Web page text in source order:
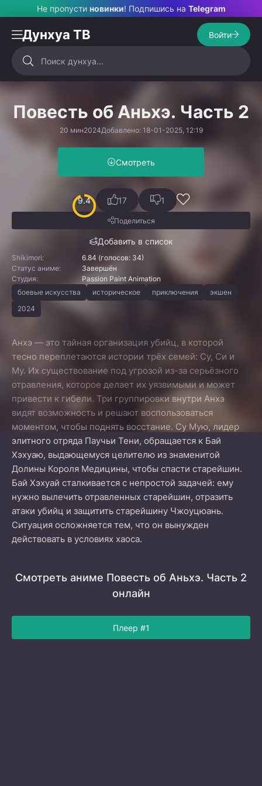
Не пропусти новинки! Подпишись на Telegram
Дунхуа ТВ Войти
Повесть об Аньхэ. Часть 2
20 мин2024Добавлено: 18-01-2025, 12:19
Смотреть
9.4
Добавить в список
17 1
Поделиться
Shikimori:
6.84 (голосов: 34)
Статус аниме:
Завершён
Студия:
Passion Paint Animation
боевые искусства
историческое приключения
экшен
2024
Анхэ — это тайная организация убийц, в которой
тесно переплетаются истории трёх семей: Су, Си и
Му. Их существование под угрозой из-за серьёзного
отравления, которое делает их уязвимыми и может
привести к гибели. Три группировки внутри Анхэ
видят возможность и решают воспользоваться
моментом, чтобы поднять восстание. Су Мую, лидер
элитного отряда Паучьи Тени, обращается к Бай
Хэхуаю, выдающемуся целителю из знаменитой
Долины Короля Медицины, чтобы спасти старейшин.
Бай Хэхуай сталкивается с непростой задачей: ему
нужно вылечить отравленных старейшин, отразить
атаки убийц и защитить старейшину Чжоуцюань.
Ситуация осложняется тем, что он вынужден
действовать в условиях хаоса.
Смотреть аниме Повесть об Аньхэ. Часть 2
онлайн
Плеер #1